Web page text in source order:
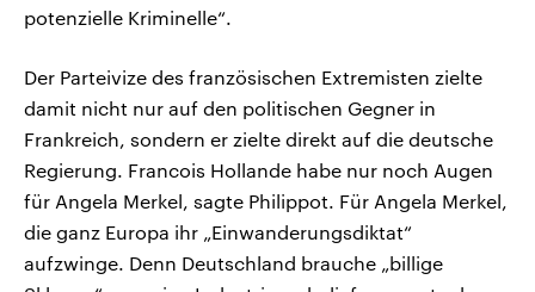
potenzielle Kriminelle“.
Der Parteivize des französischen Extremisten zielte
damit nicht nur auf den politischen Gegner in
Frankreich, sondern er zielte direkt auf die deutsche
Regierung. Francois Hollande habe nur noch Augen
für Angela Merkel, sagte Philippot. Für Angela Merkel,
die ganz Europa ihr „Einwanderungsdiktat“
aufzwinge. Denn Deutschland brauche „billige